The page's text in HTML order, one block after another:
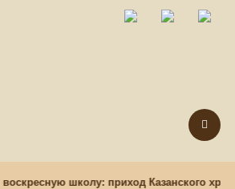
школу: приход Казанского